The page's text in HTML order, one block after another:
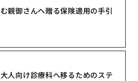
親御さんへ贈る保険適用の手引
人向け診療科へ移るためのステ